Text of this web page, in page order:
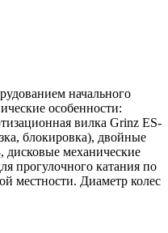
начального
особенности:
вилка Grinz ES-
блокировка), двойные
механические
прогулочного катания по
местности. Диаметр колес